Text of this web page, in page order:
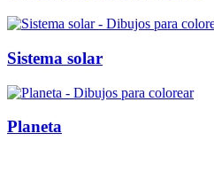
Flores
Frutas y vegetales
Gente
Sistema solar
Planeta